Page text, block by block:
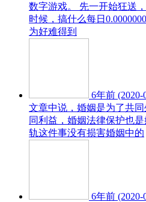
数字游戏。 先一开始狂送
时候，搞什么每日
为好难得到
6年前 (2020-
文章中说，婚姻是为了共
同利益，婚姻法律保护也
轨这件事没有损害婚姻中的
6年前 (2020-